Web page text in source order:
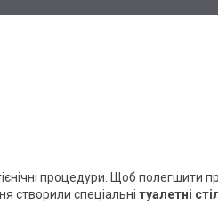
процедури. Щоб полегшити
створили спеціальні туалетні